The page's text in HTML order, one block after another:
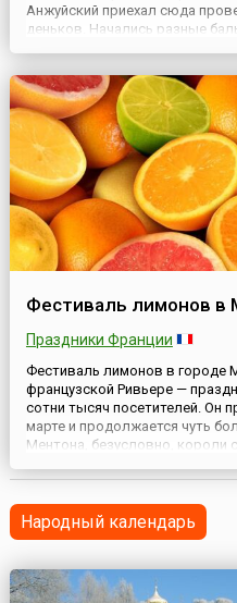
Анжуйский приехал сюда
деньков. Начались разные
современную...
Фестиваль лимонов в
Праздники Франции
Фестиваль лимонов в городе
французской Ривьере —
сотни тысяч посетителей. Он
марте и продолжается чуть
Ментона, безусловно, короли
круглогодично. Снимают три
урожай — в ма...
Народный календарь